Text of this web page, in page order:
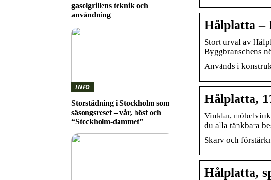
Hålplatta –
Stort urval av
Byggbranschens
Används i
Hålplatta,
Vinklar,
du alla tänkbara
Skarv och
Hålplatta,
gasolgrillens teknik och
användning
INFO
Storstädning i Stockholm som
säsongsreset – vår, höst och
“Stockholm-dammet”